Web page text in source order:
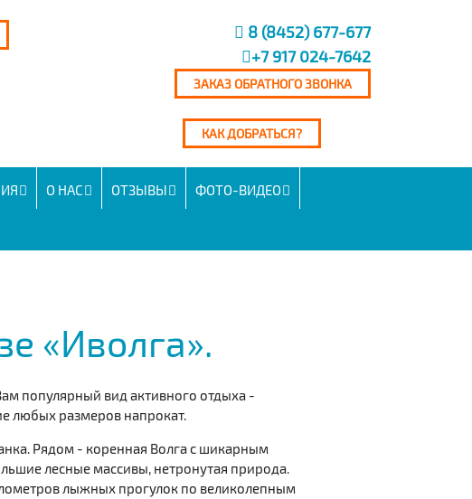
8 (8452) 677-677
+7 917 024-7642
ЗАКАЗ ОБРАТНОГО ЗВОНКА
КАК ДОБРАТЬСЯ?
О НАС ОТЗЫВЫ ФОТО-ВИДЕО
«Иволга».
популярный вид активного отдыха -
любых размеров напрокат.
Рядом - коренная Волга с шикарным
лесные массивы, нетронутая природа.
лыжных прогулок по великолепным